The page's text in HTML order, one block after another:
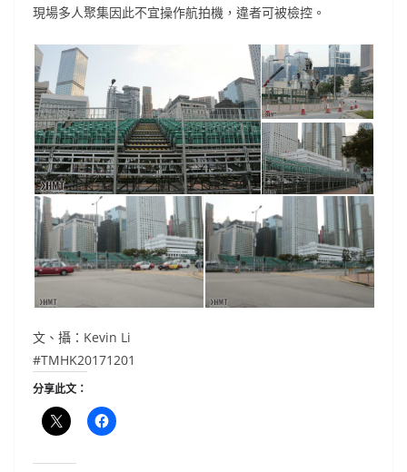
現場多人聚集因此不宜操作航拍機，違者可被檢控。
文、攝：Kevin Li
#TMHK20171201
分享此文：